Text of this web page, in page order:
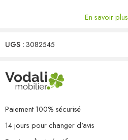
Il n'y a pas encore de critiques.
En savoir plus
UGS :3082545
Paiement 100% sécurisé
14 jours pour changer d'avis